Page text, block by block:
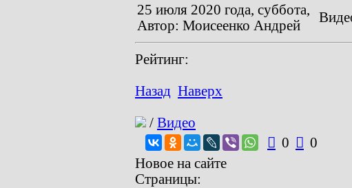
25 июля 2020 года, суббота,
Автор: Моисеенко Андрей
Рейтинг:
Назад Наверх
/ Видео
 0  0
Новое на сайте
Страницы: